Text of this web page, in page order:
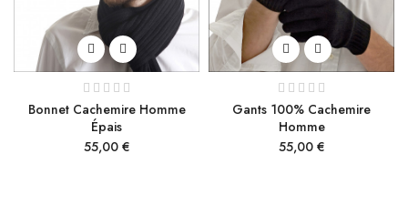
Bonnet Cachemire Homme
Épais
Prix
55,00 €
Gants 100% Cachemire
Homme
Prix
55,00 €